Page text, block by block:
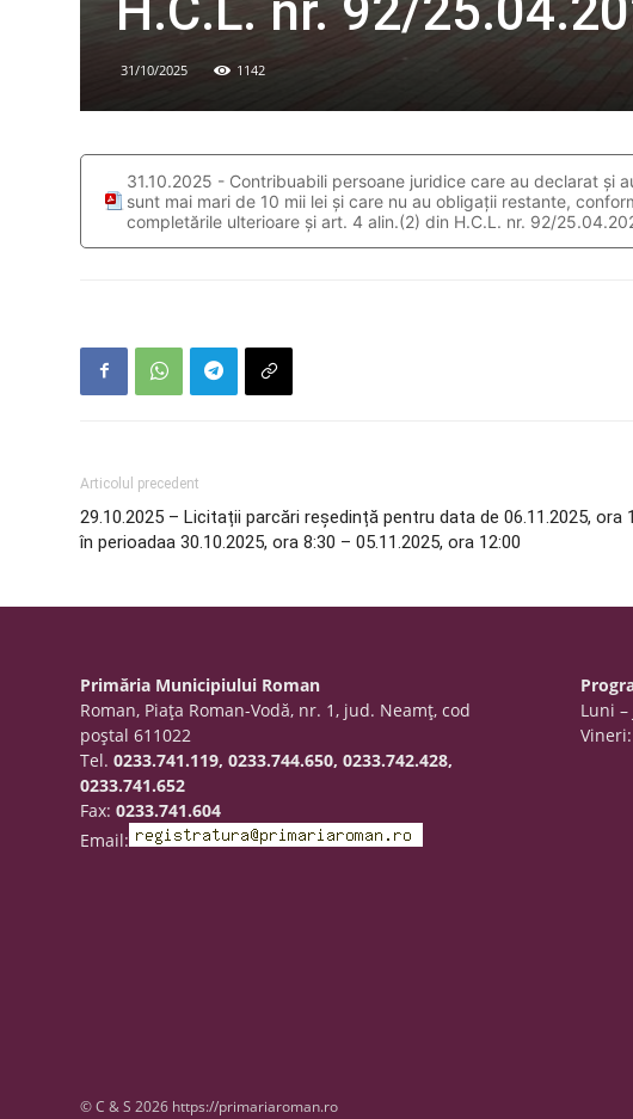
31/10/2025 1142
31.10.2025 - Contribuabili persoane juridice care au declarat și
sunt mai mari de 10 mii lei și care nu au obligații restante,
completările ulterioare și art. 4 alin.(2) din H.C.L. nr. 92/
Articolul precedent
29.10.2025 – Licitații parcări reședință pentru data de 06.11.2025, ora
în perioadaa 30.10.2025, ora 8:30 – 05.11.2025, ora 12:00
Primăria Municipiului Roman
Roman, Piaţa Roman-Vodă, nr. 1, jud. Neamţ, cod
poştal 611022
Tel.0233.741.119, 0233.744.650, 0233.742.428,
0233.741.652
Fax:0233.741.604
Email:
Luni
© C & S 2026 https://primariaroman.ro